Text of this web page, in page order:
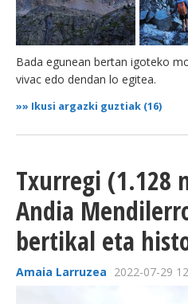
Bada egunean bertan igoteko
vivac edo dendan lo egitea.
»» Ikusi argazki guztiak (16)
Txurregi (1.128
Andia
bertikal eta
Amaia Larruzea 2022-07-29